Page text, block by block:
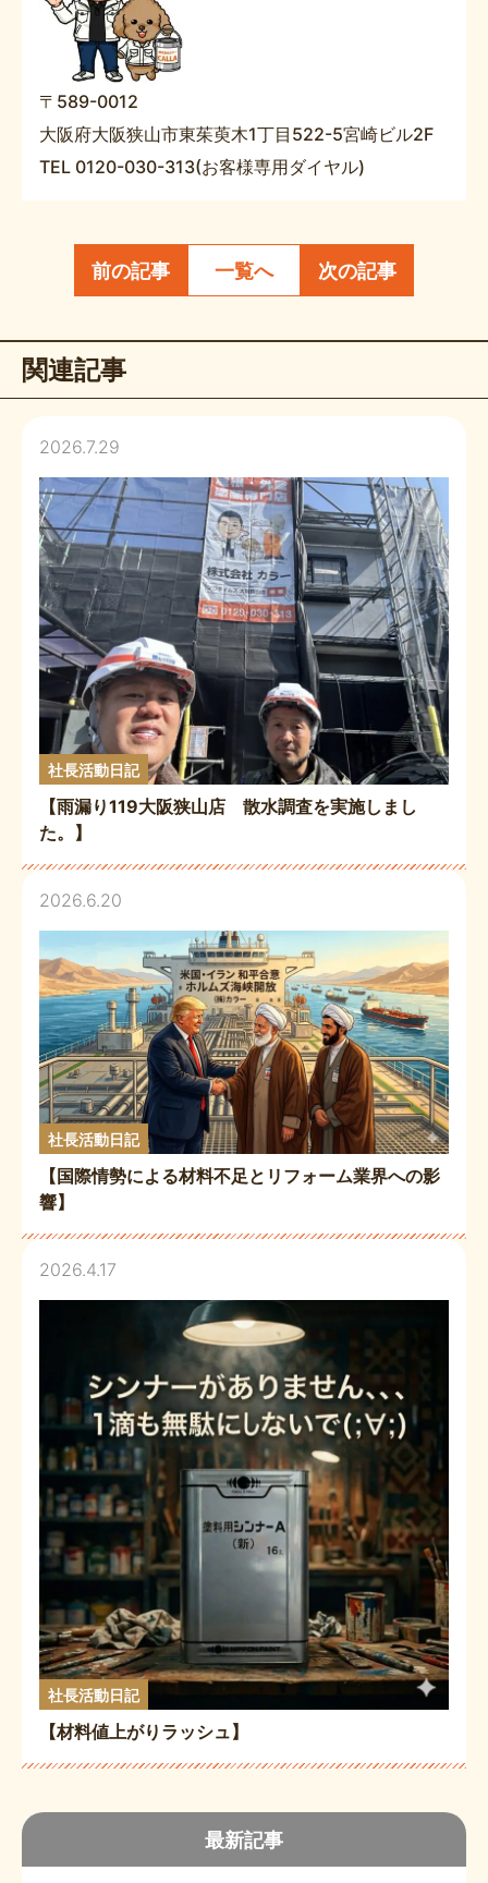
〒589-0012
大阪府大阪狭山市東茱萸木1丁目522-5宮崎ビル2F
TEL 0120-030-313(お客様専用ダイヤル)
最新記事
前の記事 一覧へ 次の記事
関連記事
2026.7.29
社長活動日記
【雨漏り119大阪狭山店 散水調査を実施しまし
た。】
2026.6.20
社長活動日記
【国際情勢による材料不足とリフォーム業界への影
響】
2026.4.17
社長活動日記
【材料値上がりラッシュ】